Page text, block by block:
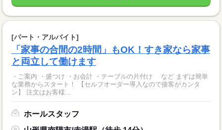
[パート・アルバイト]
「家事の合間の2時間」もOK！すき家なら家事
と両立して働けます
・ご案内 ・盛つけ ・お会計 ・テーブルの片付け など まずは簡単
な業務からスタート！ 【セルフオーダー導入なので接客がカンタ
ン】 注文はお客様...
ホールスタッフ